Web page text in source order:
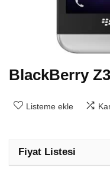
BlackBerry
Listeme ekle
Fiyat Listesi